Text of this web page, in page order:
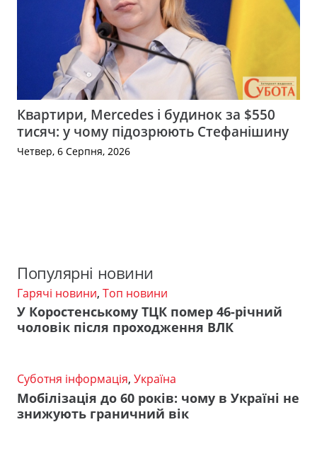
Квартири, Mercedes і будинок за $550
тисяч: у чому підозрюють Стефанішину
Четвер, 6 Серпня, 2026
Популярні новини
Гарячі новини, Топ новини
У Коростенському ТЦК помер 46-річний
чоловік після проходження ВЛК
Суботня інформація, Україна
Мобілізація до 60 років: чому в Україні не
знижують граничний вік